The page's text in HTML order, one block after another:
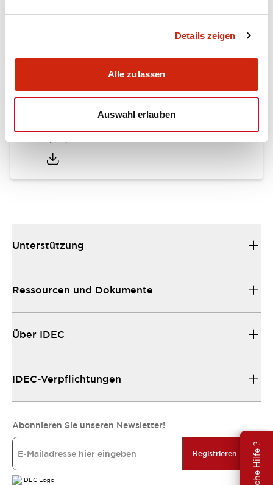
Details zeigen
Alle zulassen
Auswahl erlauben
Kataloge & Broschüren
29/08/2025.PDF770.46KB
Unterstützung
Ressourcen und Dokumente
Über IDEC
IDEC-Verpflichtungen
Abonnieren Sie unseren Newsletter!
Registrieren